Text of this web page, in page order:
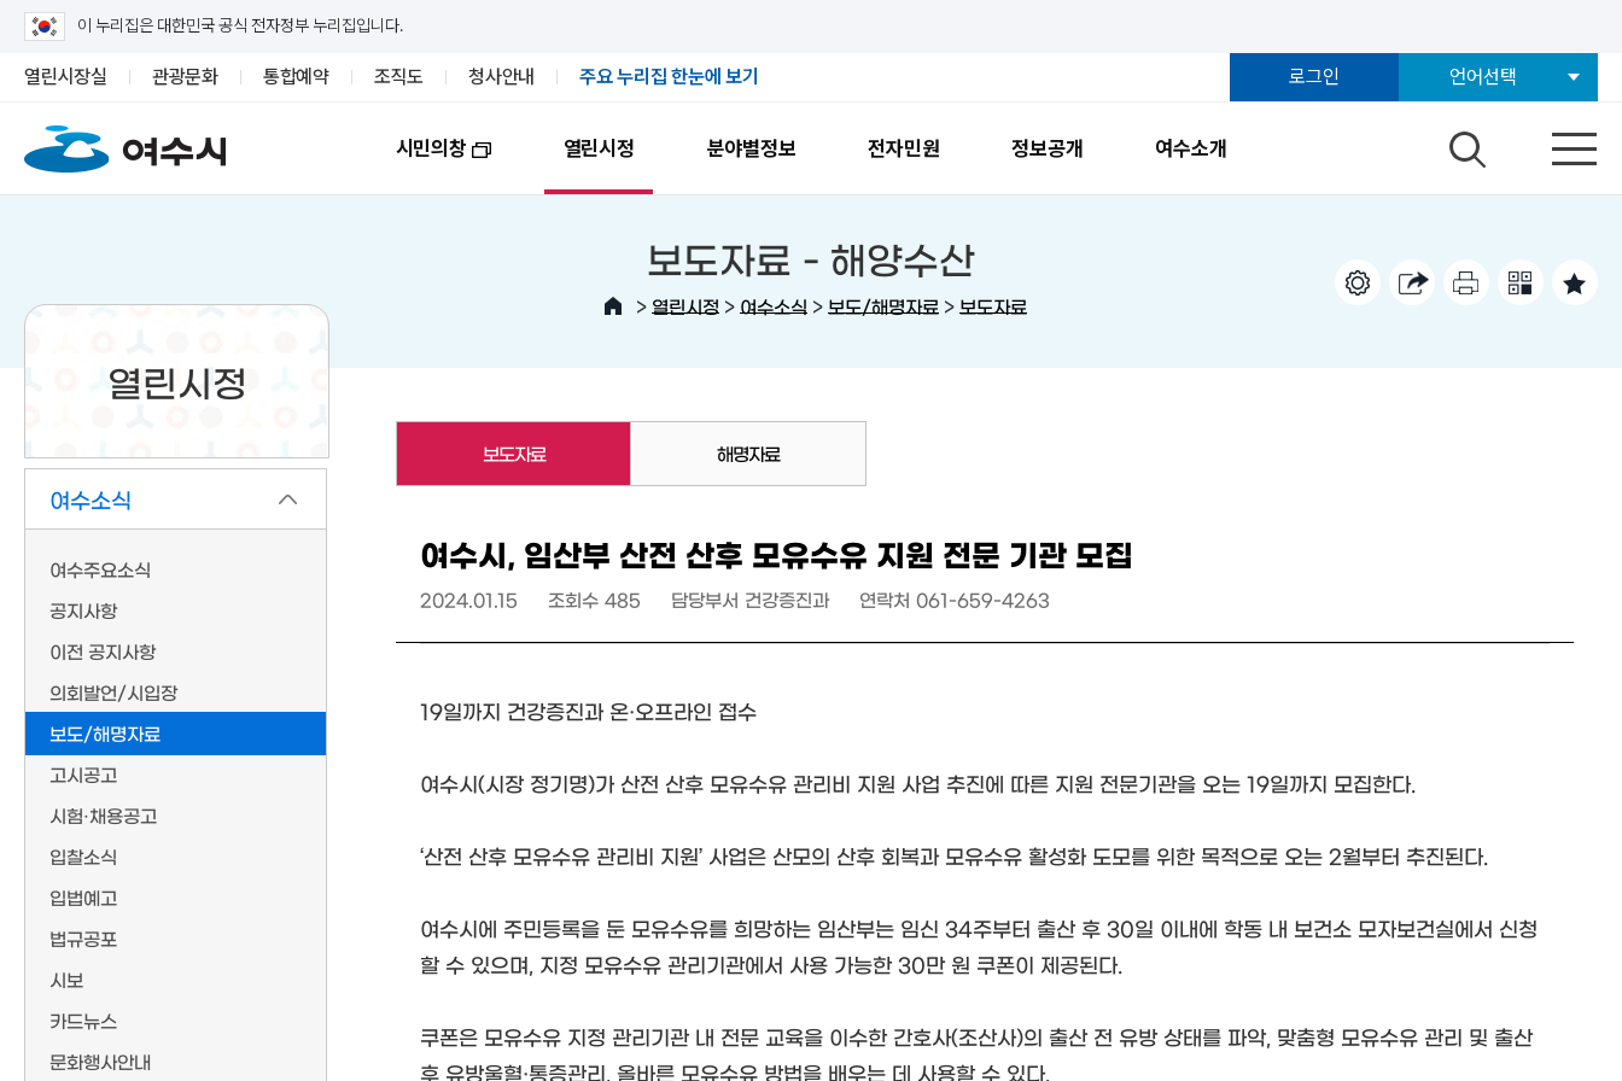
이 누리집은 대한민국 공식 전자정부 누리집입니다.
열린시장실 관광문화 통합예약 조직도 청사안내 주요 누리집 한눈에 보기 로그인 언어선택
시민의창 열린시정 분야별정보 전자민원 정보공개 여수소개
열린시정
여수소식
여수주요소식
공지사항
이전 공지사항
의회발언/시입장
보도/해명자료
고시공고
시험·채용공고
입찰소식
입법예고
법규공포
시보
카드뉴스
문화행사안내
보도자료 - 해양수산
> 열린시정 > 여수소식 > 보도/해명자료 > 보도자료
보도자료 해명자료
여수시, 임산부 산전 산후 모유수유 지원 전문 기관 모집
2024.01.15 조회수 485 담당부서 건강증진과 연락처 061-659-4263
19일까지 건강증진과 온·오프라인 접수
여수시(시장 정기명)가 산전 산후 모유수유 관리비 지원 사업 추진에 따른 지원 전문기관을 오는 19일까지 모집한다.
‘산전 산후 모유수유 관리비 지원’ 사업은 산모의 산후 회복과 모유수유 활성화 도모를 위한 목적으로 오는 2월부터 추진된다.
여수시에 주민등록을 둔 모유수유를 희망하는 임산부는 임신 34주부터 출산 후 30일 이내에 학동 내 보건소 모자보건실에서 신청
할 수 있으며, 지정 모유수유 관리기관에서 사용 가능한 30만 원 쿠폰이 제공된다.
쿠폰은 모유수유 지정 관리기관 내 전문 교육을 이수한 간호사(조산사)의 출산 전 유방 상태를 파악, 맞춤형 모유수유 관리 및 출산
후 유방울혈·통증관리, 올바른 모유수유 방법을 배우는 데 사용할 수 있다.